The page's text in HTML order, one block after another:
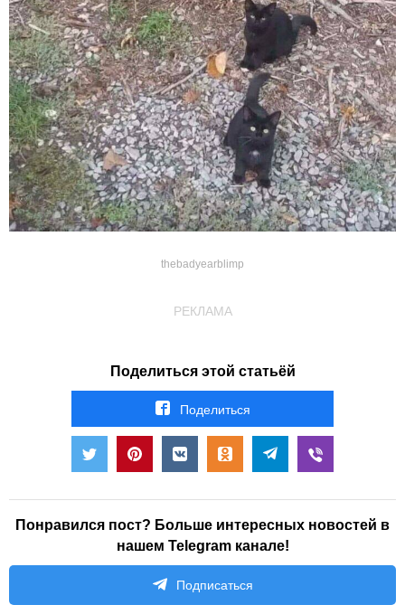
thebadyearblimp
РЕКЛАМА
Поделиться этой статьёй
Поделиться
Понравился пост? Больше интересных новостей в
нашем Telegram канале!
Подписаться